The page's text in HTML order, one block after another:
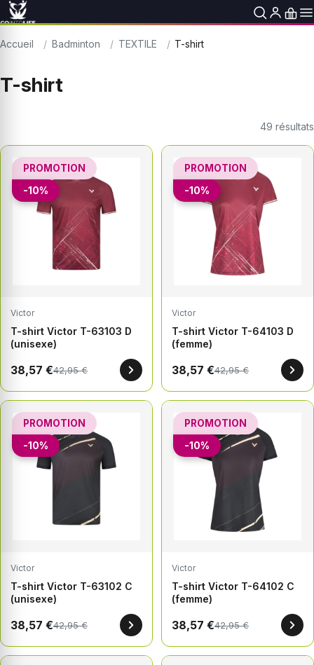
Accueil Badminton TEXTILE T-shirt
T-shirt
49 résultats
PROMOTION
-10%
Victor
T-shirt Victor T-63103 D
(unisexe)
38,57 €42,95 €
PROMOTION
-10%
Victor
T-shirt Victor T-64103 D
(femme)
38,57 €42,95 €
PROMOTION
-10%
Victor
T-shirt Victor T-63102 C
(unisexe)
38,57 €42,95 €
PROMOTION
-10%
Victor
T-shirt Victor T-64102 C
(femme)
38,57 €42,95 €